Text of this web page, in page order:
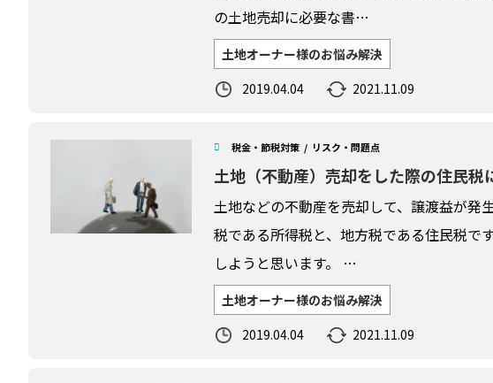
の土地売却に必要な書…
土地オーナー様のお悩み解決
2019.04.04
2021.11.09
税金・節税対策 リスク・問題点
土地（不動産）売却をした際の住民税
土地などの不動産を売却して、譲渡益が発
税である所得税と、地方税である住民税で
しようと思います。 …
土地オーナー様のお悩み解決
2019.04.04
2021.11.09